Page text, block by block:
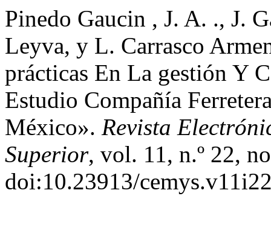
Pinedo Gaucin , J. A. ., J.
Leyva, y L. Carrasco
prácticas En La gestión Y
Estudio Compañía
México». Revista
Superior, vol. 11, n.º 22,
doi:10.23913/